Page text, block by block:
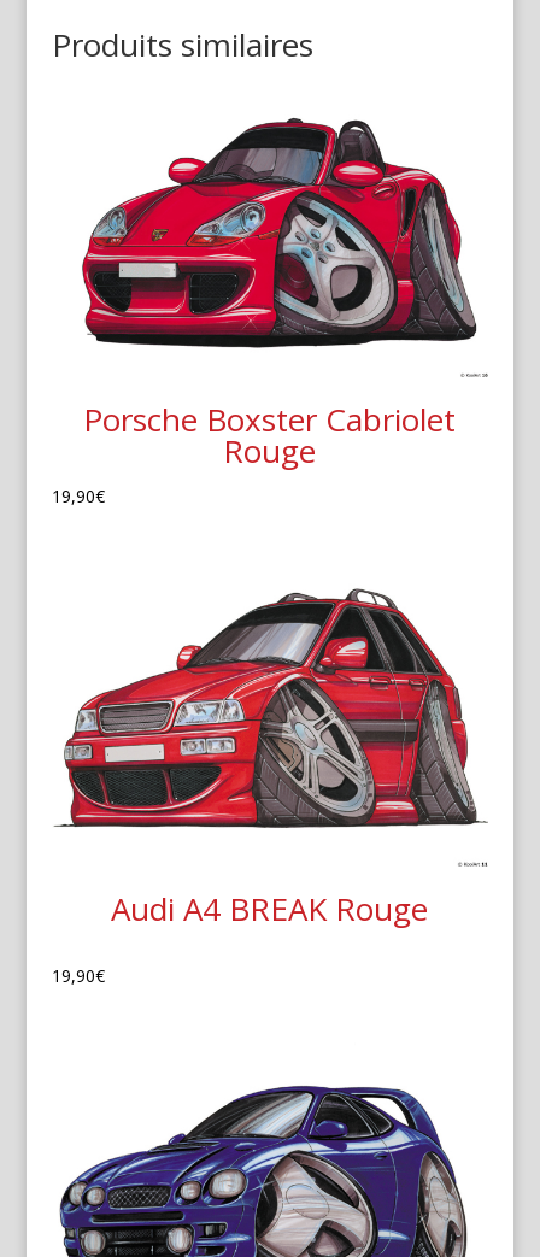
Produits similaires
Porsche Boxster Cabriolet
Rouge
19,90€
Audi A4 BREAK Rouge
19,90€